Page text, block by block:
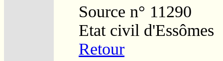
Source n° 11290
Etat civil d'Essômes
Retour